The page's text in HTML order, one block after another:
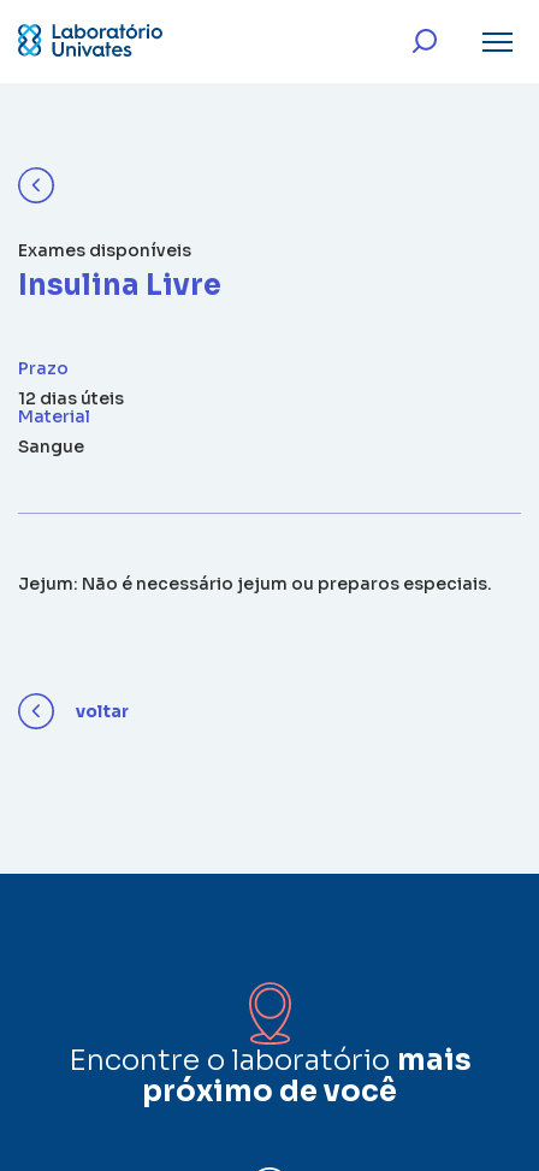
Exames disponíveis
Insulina Livre
Prazo
12 dias úteis
Material
Sangue
Jejum: Não é necessário jejum ou preparos especiais.
voltar
Encontre o laboratório mais
próximo de você